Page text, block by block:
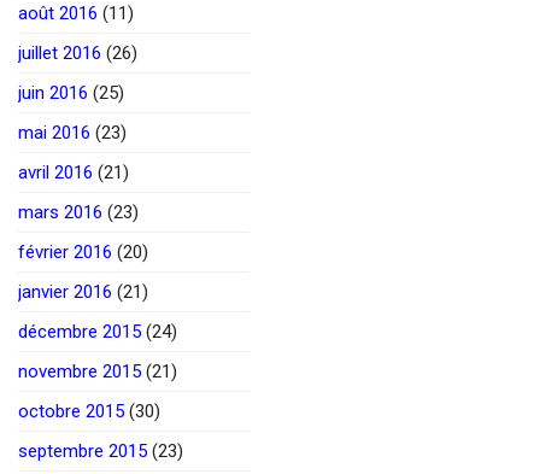
août 2016 (11)
juillet 2016 (26)
juin 2016 (25)
mai 2016 (23)
avril 2016 (21)
mars 2016 (23)
février 2016 (20)
janvier 2016 (21)
décembre 2015 (24)
novembre 2015 (21)
octobre 2015 (30)
septembre 2015 (23)